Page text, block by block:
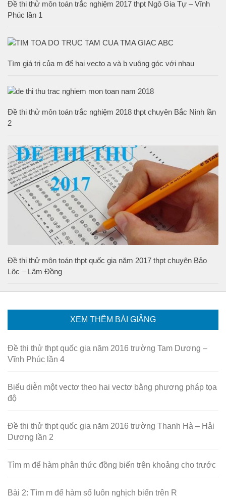
Đề thi thử môn toán trắc nghiệm 2017 thpt Ngô Gia Tự – Vĩnh
Phúc lần 1
Tìm giá trị của m để hai vecto a và b vuông góc với nhau
Đề thi thử môn toán trắc nghiệm 2018 thpt chuyên Bắc Ninh lần
2
Đề thi thử môn toán thpt quốc gia năm 2017 thpt chuyên Bảo
Lộc – Lâm Đồng
XEM THÊM BÀI GIẢNG
Đề thi thử thpt quốc gia năm 2016 trường Tam Dương –
Vĩnh Phúc lần 4
Biểu diễn một vectơ theo hai vectơ bằng phương pháp tọa
độ
Đề thi thử thpt quốc gia năm 2016 trường Thanh Hà – Hải
Dương lần 2
Tìm m để hàm phân thức đồng biến trên khoảng cho trước
Bài 2: Tìm m để hàm số luôn nghịch biến trên R